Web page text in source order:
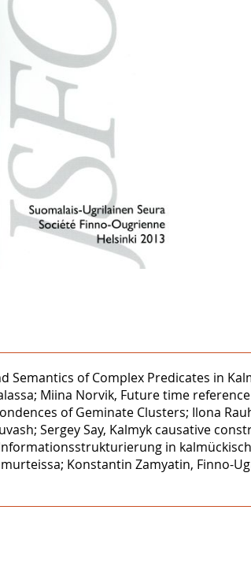
Semantics of Complex Predicates in
Miina Norvik, Future time
of Geminate Clusters; Ilona
Sergey Say, Kalmyk causative
in
Konstantin Zamyatin, Finno-